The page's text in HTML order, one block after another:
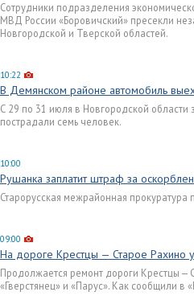
Сотрудники подразделения
МВД России «Боровичский» пресекли
Новгородской и Тверской областей.
10:22
В Демянском районе автомобиль
С 29 по 31 июля в Новгородской области
пострадали семь человек.
10:00
Рушанка заплатит штраф за
Старорусская межрайонная
09:00
На дороге Крестцы — Старое Рахино
Продолжается ремонт дороги Крестцы —
«Гверстянец» и «Парус». Как сообщили в